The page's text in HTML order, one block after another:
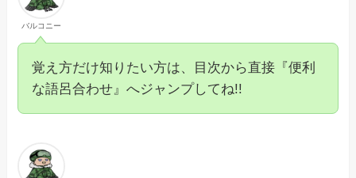
バルコニー
覚え方だけ知りたい方は、目次から直接『便利
な語呂合わせ』へジャンプしてね!!